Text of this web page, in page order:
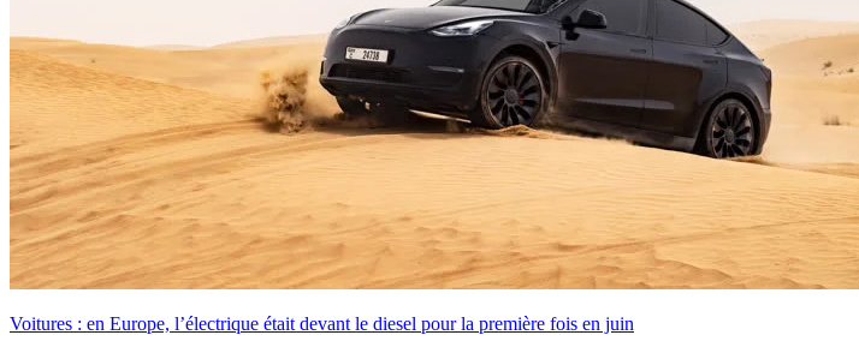
Voitures : en Europe, l’électrique était devant le diesel pour la première fois en juin